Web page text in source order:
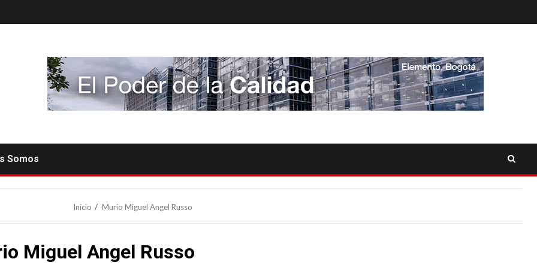
Somos
Inicio Murio Miguel Angel Russo
Miguel Angel Russo